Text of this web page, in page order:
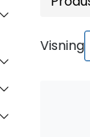
Visning